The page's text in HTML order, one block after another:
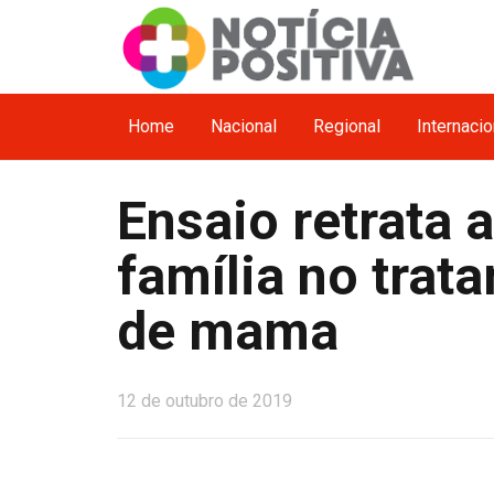
Home Nacional Regional
Ensaio retrata
família no
de mama
12 de outubro de 2019